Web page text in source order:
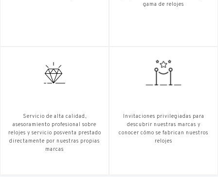
gama de relojes
Servicio de alta calidad,
asesoramiento profesional sobre
relojes y servicio posventa prestado
directamente por nuestras propias
marcas
Invitaciones privilegiadas para
descubrir nuestras marcas y
conocer cómo se fabrican nuestros
relojes